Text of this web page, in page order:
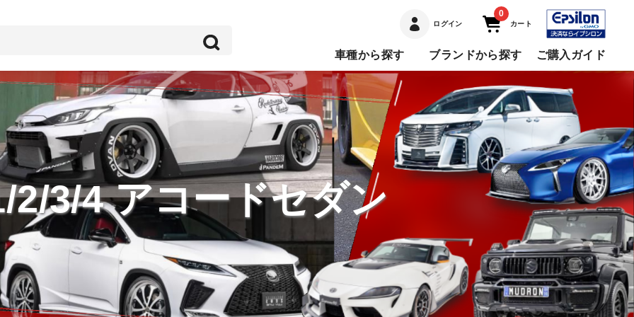
ログイン
0
カート
車種から探す ブランドから探す ご購入ガイド
2/3/4 アコードセダン